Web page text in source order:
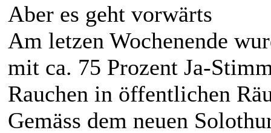
Aber es geht vorwärts
Am letzen Wochenende
mit ca. 75 Prozent Ja-
Rauchen in öffentlichen
Gemäss dem neuen